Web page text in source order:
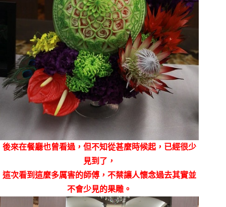
後來在餐廳也曾看過，但不知從甚麼時候起，已經很少
見到了，
這次看到這麼多厲害的師傅，不禁讓人懷念過去其實並
不會少見的果雕。